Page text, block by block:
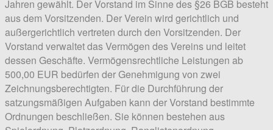
Jahren gewählt. Der Vorstand im Sinne des §26 BGB besteht
aus dem Vorsitzenden. Der Verein wird gerichtlich und
außergerichtlich vertreten durch den Vorsitzenden. Der
Vorstand verwaltet das Vermögen des Vereins und leitet
dessen Geschäfte. Vermögensrechtliche Leistungen ab
500,00 EUR bedürfen der Genehmigung von zwei
Zeichnungsberechtigten. Für die Durchführung der
satzungsmäßigen Aufgaben kann der Vorstand bestimmte
Ordnungen beschließen. Sie können bestehen aus